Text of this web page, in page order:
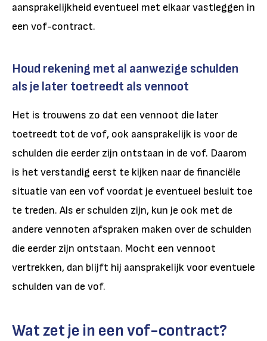
aansprakelijkheid eventueel met elkaar vastleggen in
een vof-contract.
Houd rekening met al aanwezige schulden
als je later toetreedt als vennoot
Het is trouwens zo dat een vennoot die later
toetreedt tot de vof, ook aansprakelijk is voor de
schulden die eerder zijn ontstaan in de vof. Daarom
is het verstandig eerst te kijken naar de financiële
situatie van een vof voordat je eventueel besluit toe
te treden. Als er schulden zijn, kun je ook met de
andere vennoten afspraken maken over de schulden
die eerder zijn ontstaan. Mocht een vennoot
vertrekken, dan blijft hij aansprakelijk voor eventuele
schulden van de vof.
Wat zet je in een vof-contract?